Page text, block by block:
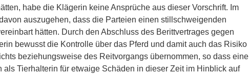
habe die Klägerin keine Ansprüche aus dieser Vorschrift. Im
auszugehen, dass die Parteien einen stillschweigenden
hätten. Durch den Abschluss des Berittvertrages gegen
bewusst die Kontrolle über das Pferd und damit auch das Risiko
beziehungsweise des Reitvorgangs übernommen, so dass eine
als Tierhalterin für etwaige Schäden in dieser Zeit im Hinblick auf